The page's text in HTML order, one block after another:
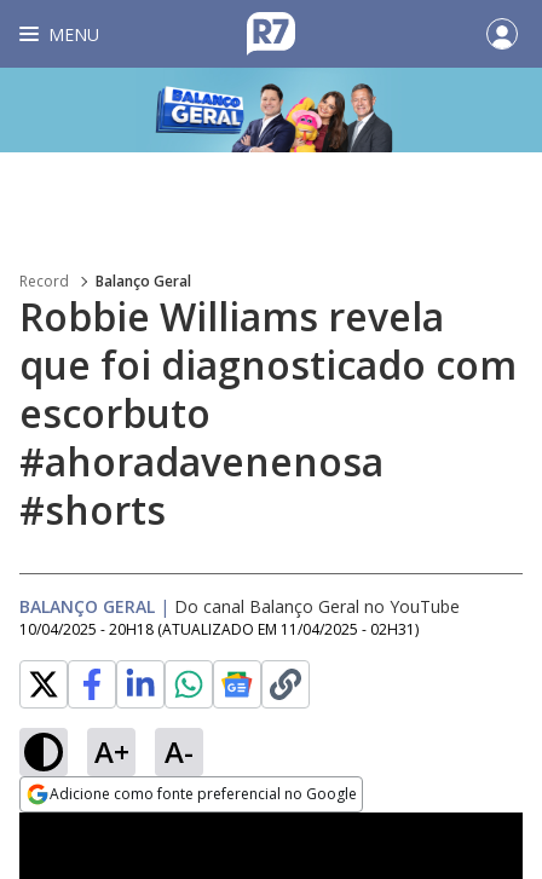
MENU
Record Balanço Geral
Robbie Williams revela
que foi diagnosticado com
escorbuto
#ahoradavenenosa
#shorts
BALANÇO GERAL | Do canal Balanço Geral no YouTube
10/04/2025 - 20H18 (ATUALIZADO EM 11/04/2025 - 02H31)
A+ A-
Adicione como fonte preferencial no Google